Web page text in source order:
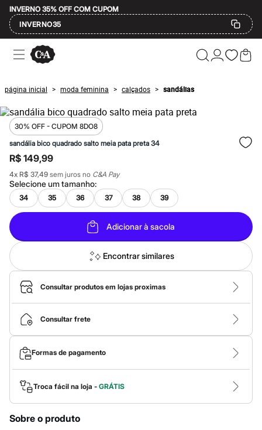
INVERNO 35% OFF COM CUPOM
INVERNO35
Ofertas
Compre por Departamento
Masculino
Infantil
Calçados
Mindse7
Plus Size
Até 20% off
Até 40% off
Até 60% off
A partir de 60% off
Feminino
Em alta
Inverno
Alfaiataria
Novidades
Roupas
Blusas e Camisetas
Básicos
Calças
Casacos e Jaquetas
Jeans
Macacões
Saias
Shorts e Bermudas
Vestidos
Acessórios
Bolsas
Bonés e Chapéus
Bijoux
Cintos
Óculos
Relógios
Calçados
Botas
página inicial > moda feminina > calçados > sandálias
30% OFF - CUPOM 8DO8
sandália bico quadrado salto meia pata preta 34
R$ 149,99
4x R$ 37,49 sem juros no C&A Pay
Selecione umtamanho:
34 35 36 37 38 39
Adicionar à sacola
Encontrar similares
Consultar produtos em lojas proximas
Consultar frete
Formas de pagamento
Troca fácil na loja - GRÁTIS
Sobre o produto